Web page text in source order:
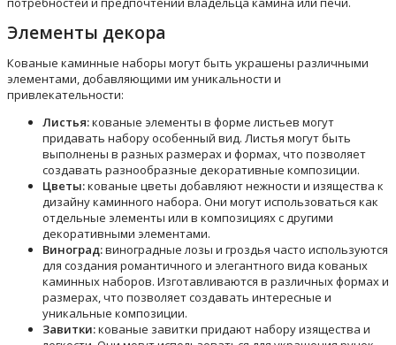
Элементы декора
Кованые каминные наборы могут быть украшены различными
элементами, добавляющими им уникальности и
привлекательности:
Листья:кованые элементы в форме листьев могут
придавать набору особенный вид. Листья могут быть
выполнены в разных размерах и формах, что позволяет
создавать разнообразные декоративные композиции.
Цветы:кованые цветы добавляют нежности и изящества к
дизайну каминного набора. Они могут использоваться как
отдельные элементы или в композициях с другими
декоративными элементами.
Виноград:виноградные лозы и гроздья часто используются
для создания романтичного и элегантного вида кованых
каминных наборов. Изготавливаются в различных формах и
размерах, что позволяет создавать интересные и
уникальные композиции.
Завитки:кованые завитки придают набору изящества и